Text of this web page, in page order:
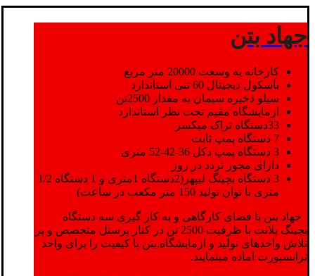
جهاد بتن
کارخانه به وسعت 20000 متر مربع
باسکول دیجیتال 60 تنی استاندارد
سیلو ذخیره سیمان به مقدار 2500تن
ازمایشگاه مقیم تحت نظر استاندارد
33دستگاه تراک میکسر
7 دستگاه پمپ ثابت
3 دستگاه پمپ دکل 36-42-52 متری
دارای مجوز تردد در روز
3 دستگاه بچینگ لیپهر(2دستگاه 1متری و 1 دستگاه 1/2
متری با توان تولید 150 متر مکعب در ساعت)
جهاد بتن با فضای کارگاهی و به کار گیری سه دستگاه
بچینگ پلانت با ظرفیت 2500 تن در کنار پرسنل متخصص و پر
تلاش واحدهای تولید و ازمایشگاه,بتن با کیفیت را برای واحد
ترانسپورت اماده مینمایند.